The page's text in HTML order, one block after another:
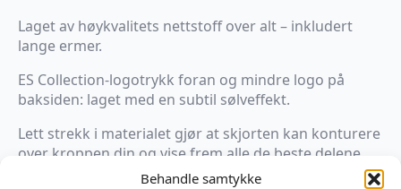
Behandle samtykke
Laget av høykvalitets nettstoff over alt – inkludert
lange ermer.
ES Collection-logotrykk foran og mindre logo på
baksiden: laget med en subtil sølveffekt.
Lett strekk i materialet gjør at skjorten kan konturere
over kroppen din og vise frem alle de beste delene